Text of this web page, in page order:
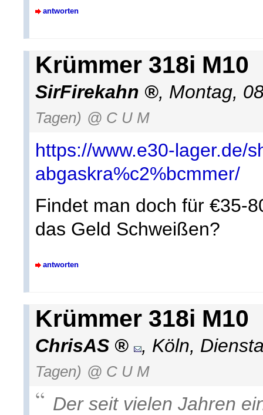
antworten
Krümmer 318i M10
SirFirekahn , Montag,
Tagen) @ C U M
https://www.e30-lager.de/
abgaskra%c2%bcmmer/
Findet man doch für €35-
das Geld Schweißen?
antworten
Krümmer 318i M10
ChrisAS , Köln,
Tagen) @ C U M
Der seit vielen Jahren